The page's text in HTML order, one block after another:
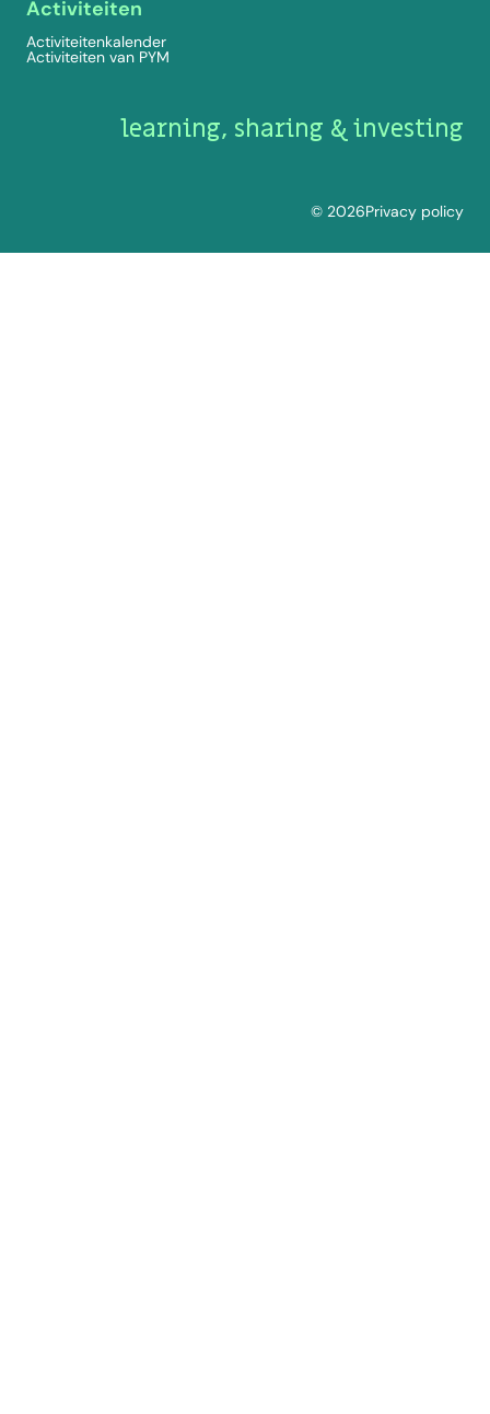
Activiteiten
Activiteitenkalender
Activiteiten van PYM
learning, sharing & investing
© 2026Privacy policy